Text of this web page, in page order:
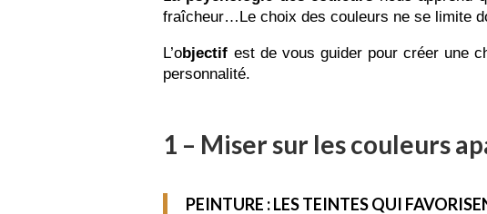
fraîcheur… Le choix des couleurs ne se limite
L’objectif est de vous guider pour créer une
personnalité.
1 – Miser sur les couleurs
PEINTURE : LES TEINTES QUI